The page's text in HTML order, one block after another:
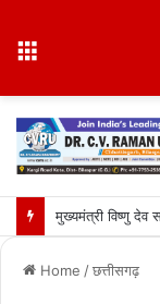
Home /छत्तीसगढ़